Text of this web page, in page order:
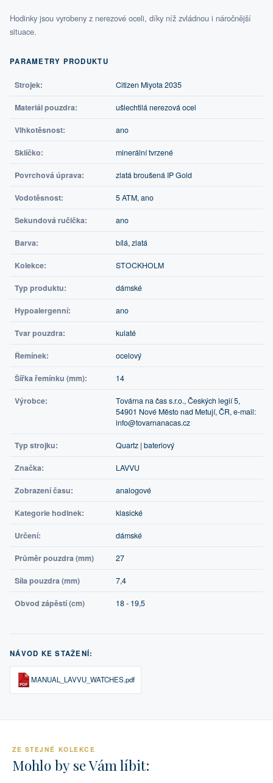
Hodinky jsou vyrobeny z nerezové oceli, díky níž zvládnou i náročnější
situace.
PARAMETRY PRODUKTU
Strojek: Citizen Miyota 2035
Materiál pouzdra: ušlechtilá nerezová ocel
Vlhkotěsnost: ano
Sklíčko: minerální tvrzené
Povrchová úprava: zlatá broušená IP Gold
Vodotěsnost: 5 ATM, ano
Sekundová ručička: ano
Barva: bílá, zlatá
Kolekce: STOCKHOLM
Typ produktu: dámské
Hypoalergenní: ano
Tvar pouzdra: kulaté
Řemínek: ocelový
Šířka řemínku (mm): 14
Výrobce:
Továrna na čas s.r.o., Českých legií 5,
54901 Nové Město nad Metují, ČR, e-mail:
info@tovarnanacas.cz
Typ strojku: Quartz | bateriový
Značka: LAVVU
Zobrazení času: analogové
Kategorie hodinek: klasické
Určení: dámské
Průměr pouzdra (mm) 27
Síla pouzdra (mm) 7,4
Obvod zápěstí (cm) 18 - 19,5
NÁVOD KE STAŽENÍ:
MANUAL_LAVVU_WATCHES.pdf
ZE STEJNÉ KOLEKCE
Mohlo by se Vám líbit: